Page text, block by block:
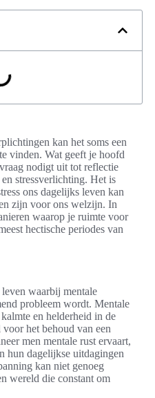
kan het soms een
vinden. Wat geeft je hoofd
nodigt uit tot reflectie
stressverlichting. Het is
ons dagelijks leven kan
zijn voor ons welzijn. In
waarop je ruimte voor
hectische periodes van
waarbij mentale
probleem wordt. Mentale
en helderheid in de
voor het behoud van een
men mentale rust ervaart,
hun dagelijkse uitdagingen
kan niet genoeg
wereld die constant om